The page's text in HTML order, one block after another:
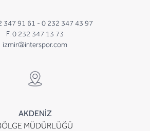
347 91 61 - 0 232 347 43 97
F. 0 232 347 13 73
izmir@interspor.com
AKDENİZ
MÜDÜRLÜĞÜ